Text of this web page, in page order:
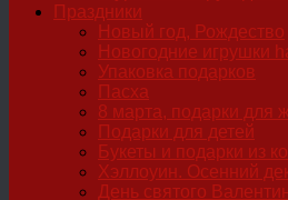
Праздники
Новый год, Рождество
Новогодние игрушки
Упаковка подарков
Пасха
8 марта, подарки для
Подарки для детей
Букеты и подарки из
Хэллоуин. Осенний
День святого